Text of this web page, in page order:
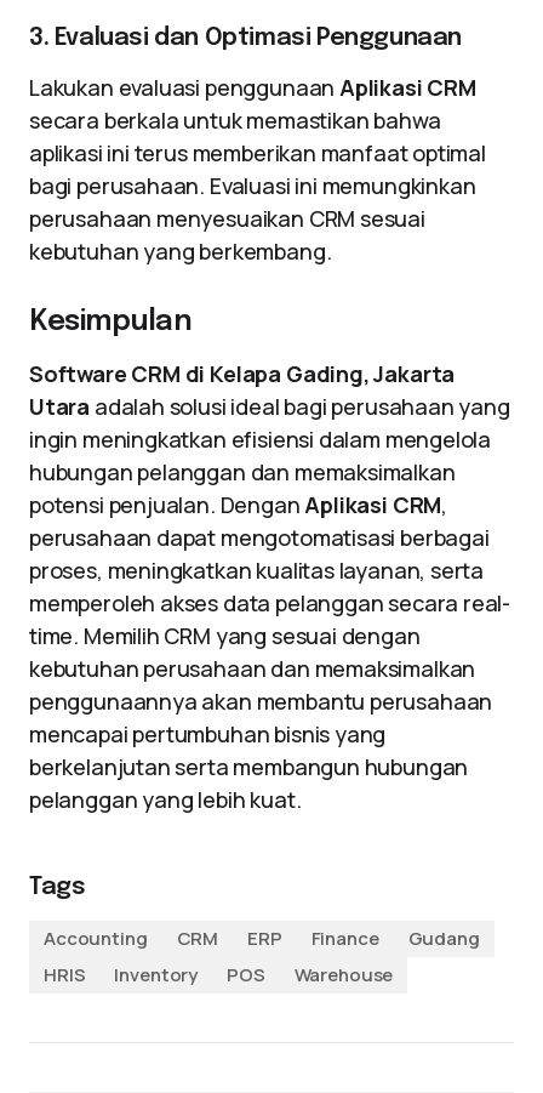
3. Evaluasi dan Optimasi Penggunaan
Lakukan evaluasi penggunaan Aplikasi CRM
secara berkala untuk memastikan bahwa
aplikasi ini terus memberikan manfaat optimal
bagi perusahaan. Evaluasi ini memungkinkan
perusahaan menyesuaikan CRM sesuai
kebutuhan yang berkembang.
Kesimpulan
Software CRM di Kelapa Gading, Jakarta
Utara adalah solusi ideal bagi perusahaan yang
ingin meningkatkan efisiensi dalam mengelola
hubungan pelanggan dan memaksimalkan
potensi penjualan. DenganAplikasi CRM,
perusahaan dapat mengotomatisasi berbagai
proses, meningkatkan kualitas layanan, serta
memperoleh akses data pelanggan secara real-
time. Memilih CRM yang sesuai dengan
kebutuhan perusahaan dan memaksimalkan
penggunaannya akan membantu perusahaan
mencapai pertumbuhan bisnis yang
berkelanjutan serta membangun hubungan
pelanggan yang lebih kuat.
Tags
Accounting
CRM ERP Finance
Gudang
HRIS
Inventory POS Warehouse